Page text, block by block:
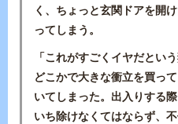
く、ちょっと玄関ドアを開
ってしまう。
「これがすごくイヤだという
どこかで大きな衝立を買っ
いてしまった。出入りする
いち除けなくてはならず、